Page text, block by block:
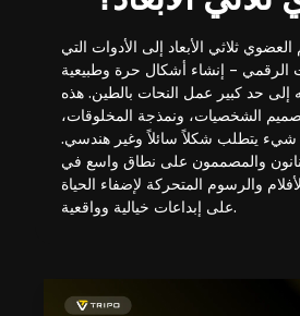
ثلاثي الأبعاد إلى الأدوات التي
الرقمي – إنشاء أشكال حرة وطبيعية
إلى حد كبير عمل النحات بالطين. هذه
الشخصيات، ونمذجة المخلوقات،
شيء يتطلب شكلاً سائلاً وغير هندسي.
والمصممون على نطاق واسع في
والرسوم المتحركة لإضفاء الحياة
على إبداعات خيالية وواقعية.